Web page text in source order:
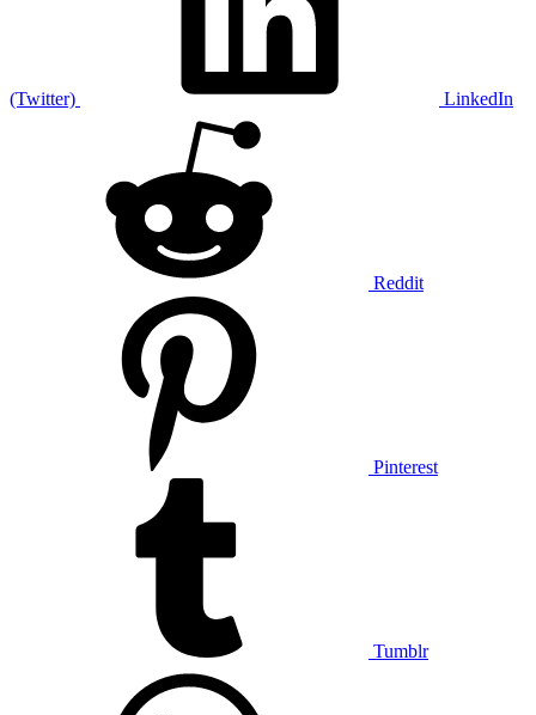
(Twitter) LinkedIn
Reddit
Pinterest
Tumblr